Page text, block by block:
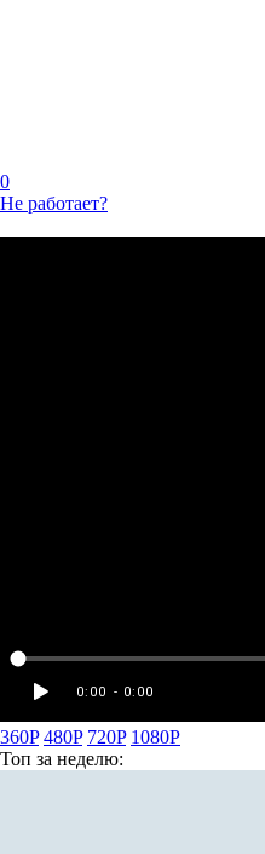
0
Не работает?
360P 480P 720P 1080P
Топ за неделю: